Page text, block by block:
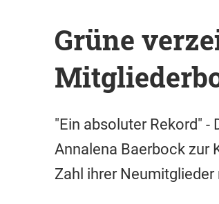
Grüne
"Ein absoluter Rekord"
Annalena Baerbock zur
Zahl ihrer Neumitglieder